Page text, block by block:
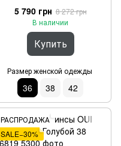
5 790 грн 8 272 грн
В наличии
Купить
Размер женской одежды
36 38 42
РАСПРОДАЖА
SALE−30%